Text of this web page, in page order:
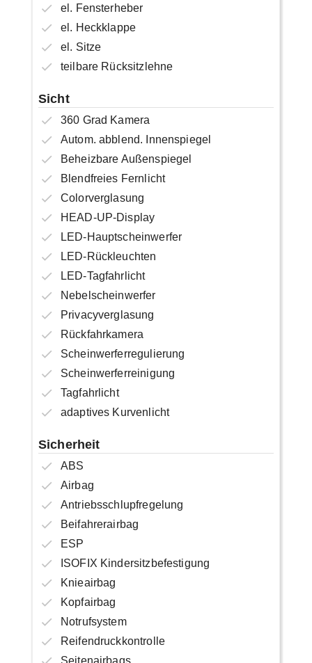
el. Fensterheber
el. Heckklappe
el. Sitze
teilbare Rücksitzlehne
Sicht
360 Grad Kamera
Autom. abblend. Innenspiegel
Beheizbare Außenspiegel
Blendfreies Fernlicht
Colorverglasung
HEAD-UP-Display
LED-Hauptscheinwerfer
LED-Rückleuchten
LED-Tagfahrlicht
Nebelscheinwerfer
Privacyverglasung
Rückfahrkamera
Scheinwerferregulierung
Scheinwerferreinigung
Tagfahrlicht
adaptives Kurvenlicht
Sicherheit
ABS
Airbag
Antriebsschlupfregelung
Beifahrerairbag
ESP
ISOFIX Kindersitzbefestigung
Knieairbag
Kopfairbag
Notrufsystem
Reifendruckkontrolle
Seitenairbags